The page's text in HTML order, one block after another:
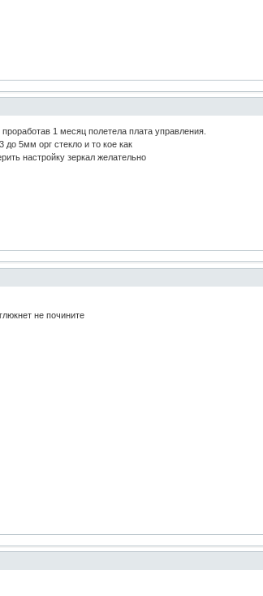
1 месяц полетела плата управления.
5мм орг стекло и то кое как
настройку зеркал желательно
не почините